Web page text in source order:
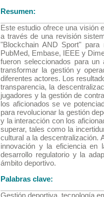
Resumen:
Este estudio ofrece una visión
a través de una revisión
"Blockchain AND Sport"
PubMed, Embase, IEEE y
fueron seleccionados para
transformar la gestión y
diferentes actores. Los
transparencia, la
jugadores y la gestión de
los aficionados se ve
para revolucionar la gestión
y la interacción con los
superar, tales como la
cultural a la descentralización.
innovación y la eficiencia en
desarrollo regulatorio y la
ámbito deportivo.
Palabras clave:
Gestión deportiva, tecnología